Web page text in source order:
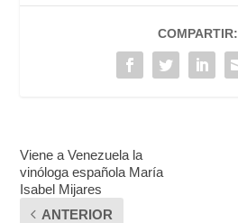
COMPARTIR:
Viene a Venezuela la
vinóloga española María
Isabel Mijares
ANTERIOR